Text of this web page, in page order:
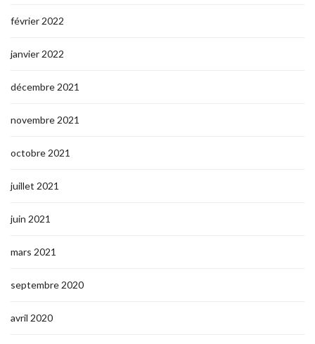
février 2022
janvier 2022
décembre 2021
novembre 2021
octobre 2021
juillet 2021
juin 2021
mars 2021
septembre 2020
avril 2020